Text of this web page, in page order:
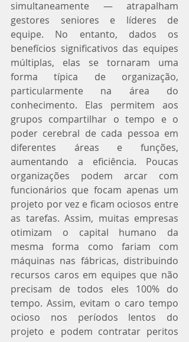
simultaneamente — atrapalham
gestores seniores e líderes de
equipe. No entanto, dados os
benefícios significativos das equipes
múltiplas, elas se tornaram uma
forma típica de organização,
particularmente na área do
conhecimento. Elas permitem aos
grupos compartilhar o tempo e o
poder cerebral de cada pessoa em
diferentes áreas e funções,
aumentando a eficiência. Poucas
organizações podem arcar com
funcionários que focam apenas um
projeto por vez e ficam ociosos entre
as tarefas. Assim, muitas empresas
otimizam o capital humano da
mesma forma como fariam com
máquinas nas fábricas, distribuindo
recursos caros em equipes que não
precisam de todos eles 100% do
tempo. Assim, evitam o caro tempo
ocioso nos períodos lentos do
projeto e podem contratar peritos